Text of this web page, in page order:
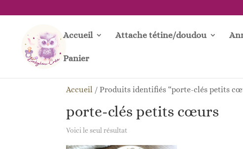
Accueil Attache tétine/doudou
Panier
Accueil /Produits identifiés “porte-clés petits
porte-clés petits cœurs
Voici le seul résultat